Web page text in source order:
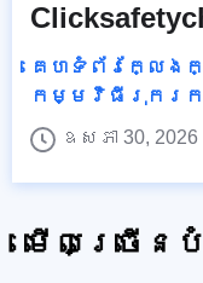
គេហទំព័រក្លែងក្
កម្មវិធីរុករក
ឧសភា 30, 2026
មើលច្រើន